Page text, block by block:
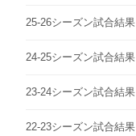
25-26シーズン試合結果
24-25シーズン試合結果
23-24シーズン試合結果
22-23シーズン試合結果